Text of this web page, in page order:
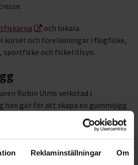
Reklaminställningar Om
och lokala
kurser och föreläsningar i flugfiske,
sportfiske och fisketillsyn.
Robin Ulms verkstad i
han gör för att skapa en gummijigg